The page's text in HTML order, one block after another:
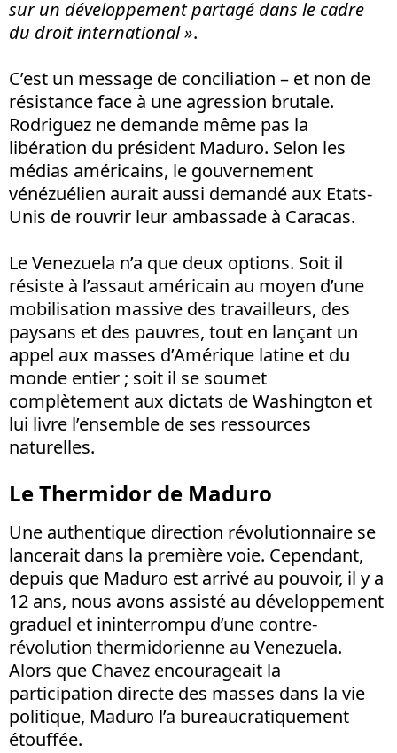
sur un développement partagé dans le cadre
du droit international ».
C’est un message de conciliation – et non de
résistance face à une agression brutale.
Rodriguez ne demande même pas la
libération du président Maduro. Selon les
médias américains, le gouvernement
vénézuélien aurait aussi demandé aux Etats-
Unis de rouvrir leur ambassade à Caracas.
Le Venezuela n’a que deux options. Soit il
résiste à l’assaut américain au moyen d’une
mobilisation massive des travailleurs, des
paysans et des pauvres, tout en lançant un
appel aux masses d’Amérique latine et du
monde entier ; soit il se soumet
complètement aux dictats de Washington et
lui livre l’ensemble de ses ressources
naturelles.
Le Thermidor de Maduro
Une authentique direction révolutionnaire se
lancerait dans la première voie. Cependant,
depuis que Maduro est arrivé au pouvoir, il y a
12 ans, nous avons assisté au développement
graduel et ininterrompu d’une contre-
révolution thermidorienne au Venezuela.
Alors que Chavez encourageait la
participation directe des masses dans la vie
politique, Maduro l’a bureaucratiquement
étouffée.